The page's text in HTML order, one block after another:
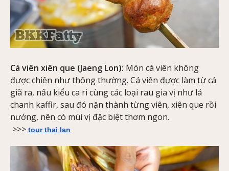
Cá viên xiên que (Jaeng Lon): Món cá viên không
được chiên như thông thường. Cá viên được làm từ cá
giã ra, nấu kiểu ca ri cùng các loại rau gia vị như lá
chanh kaffir, sau đó nặn thành từng viên, xiên que rồi
nướng, nên có mùi vị đặc biệt thơm ngon.
>>> tour thai lan